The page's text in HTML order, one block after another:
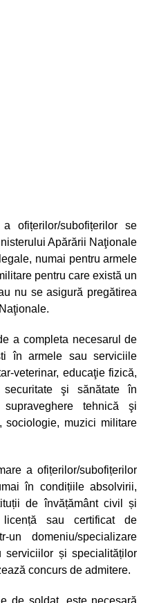
ofițerilor/subofițerilor se
Apărării Naţionale
numai pentru armele
pentru care există un
nu se asigură pregătirea
a completa necesarul de
în armele sau serviciile
veterinar, educaţie fizică,
şi sănătate în
tehnică şi
sociologie, muzici militare
a ofițerilor/subofițerilor
în condițiile absolvirii,
de învățământ civil și
sau certificat de
domeniu/specializare
serviciilor și specialităților
concurs de admitere.
de soldat, este necesară